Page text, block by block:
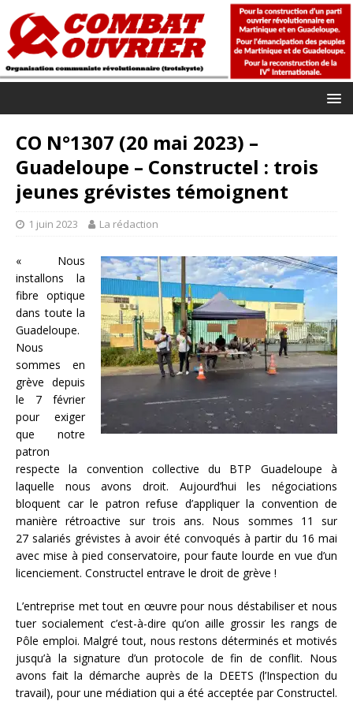
CO N°1307 (20 mai 2023) –
Guadeloupe – Constructel : trois
jeunes grévistes témoignent
1 juin 2023 La rédaction
« Nous
installons la
fibre optique
dans toute la
Guadeloupe.
Nous
sommes en
grève depuis
le 7 février
pour exiger
que notre
patron
respecte la convention collective du BTP Guadeloupe à
laquelle nous avons droit. Aujourd’hui les négociations
bloquent car le patron refuse d’appliquer la convention de
manière rétroactive sur trois ans. Nous sommes 11 sur
27 salariés grévistes à avoir été convoqués à partir du 16 mai
avec mise à pied conservatoire, pour faute lourde en vue d’un
licenciement. Constructel entrave le droit de grève !
L’entreprise met tout en œuvre pour nous déstabiliser et nous
tuer socialement c’est-à-dire qu’on aille grossir les rangs de
Pôle emploi. Malgré tout, nous restons déterminés et motivés
jusqu’à la signature d’un protocole de fin de conflit. Nous
avons fait la démarche auprès de la DEETS (l’Inspection du
travail), pour une médiation qui a été acceptée par Constructel.